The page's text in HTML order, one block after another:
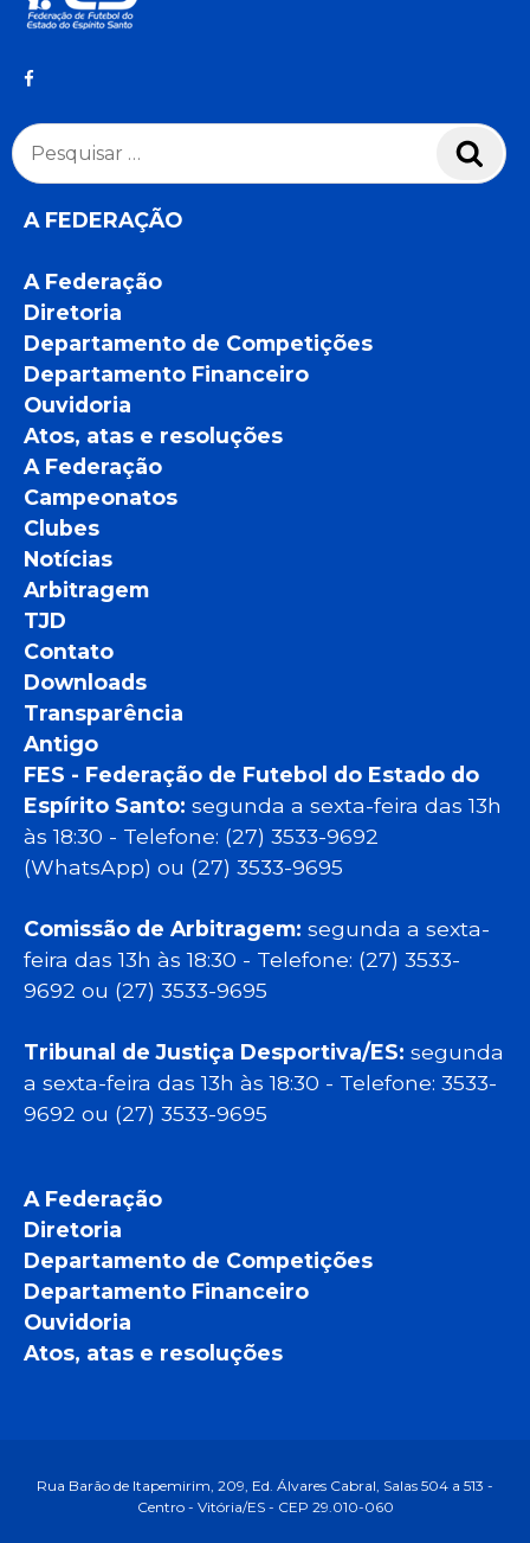
Pesquisar
por:
A FEDERAÇÃO
A Federação
Diretoria
Departamento de Competições
Departamento Financeiro
Ouvidoria
Atos, atas e resoluções
A Federação
Campeonatos
Clubes
Notícias
Arbitragem
TJD
Contato
Downloads
Transparência
Antigo
FES - Federação de Futebol do Estado do
Espírito Santo: segunda a sexta-feira das 13h
às 18:30 - Telefone: (27) 3533-9692
(WhatsApp) ou (27) 3533-9695
Comissão de Arbitragem: segunda a sexta-
feira das 13h às 18:30 - Telefone: (27) 3533-
9692 ou (27) 3533-9695
Tribunal de Justiça Desportiva/ES: segunda
a sexta-feira das 13h às 18:30 - Telefone: 3533-
9692 ou (27) 3533-9695
A Federação
Diretoria
Departamento de Competições
Departamento Financeiro
Ouvidoria
Atos, atas e resoluções
Rua Barão de Itapemirim, 209, Ed. Álvares Cabral, Salas 504 a 513 -
Centro - Vitória/ES - CEP 29.010-060